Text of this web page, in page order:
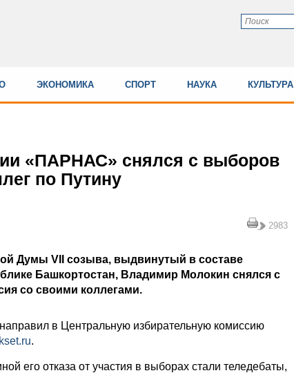
ЭКОНОМИКА СПОРТ НАУКА КУЛЬТУРА
«ПАРНАС» снялся с выборов
по Путину
2983
Думы VII созыва, выдвинутый в составе
Башкортостан, Владимир Молокин снялся с
со своими коллегами.
в Центральную избирательную комиссию
.
его отказа от участия в выборах стали теледебаты,